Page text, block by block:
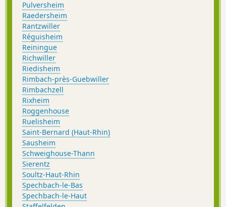
Pulversheim
Raedersheim
Rantzwiller
Réguisheim
Reiningue
Richwiller
Riedisheim
Rimbach-près-Guebwiller
Rimbachzell
Rixheim
Roggenhouse
Ruelisheim
Saint-Bernard (Haut-Rhin)
Sausheim
Schweighouse-Thann
Sierentz
Soultz-Haut-Rhin
Spechbach-le-Bas
Spechbach-le-Haut